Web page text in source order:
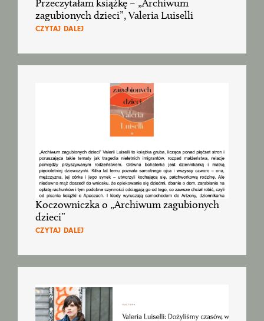
Przeczytałam książkę – „Archiwum
zagubionych dzieci”, Valeria Luiselli
CZYTAJ DALEJ
Koczowniczka o „Archiwum zagubionych
dzieci”
CZYTAJ DALEJ